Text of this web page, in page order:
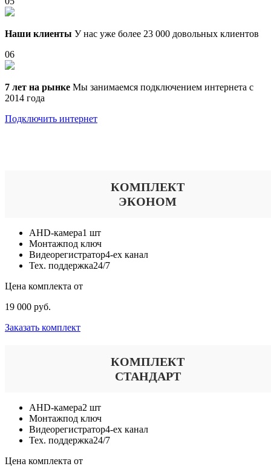
Наши клиенты У нас уже более 23 000 довольных клиентов
06
7 лет на рынке Мы занимаемся подключением интернета с
2014 года
Подключить интернет
КОМПЛЕКТ
ЭКОНОМ
AHD-камера1 шт
Монтажпод ключ
Видеорегистратор4-ех канал
Тех. поддержка24/7
Цена комплекта от
19 000 руб.
Заказать комплект
КОМПЛЕКТ
СТАНДАРТ
AHD-камера2 шт
Монтажпод ключ
Видеорегистратор4-ех канал
Тех. поддержка24/7
Цена комплекта от